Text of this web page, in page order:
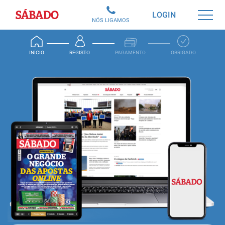
Sábado
INÍCIO REGISTO PAGAMENTO OBRIGADO
LOGIN
NÓS LIGAMOS